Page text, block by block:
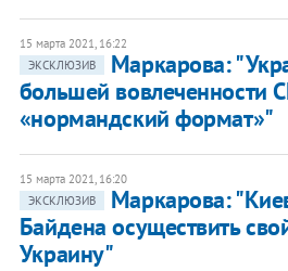
15 марта 2021, 16:22
ЭКСКЛЮЗИВ
Маркарова:
большей вовлеченности
«нормандский формат»"
15 марта 2021, 16:20
ЭКСКЛЮЗИВ
Маркарова:
Байдена осуществить
Украину"